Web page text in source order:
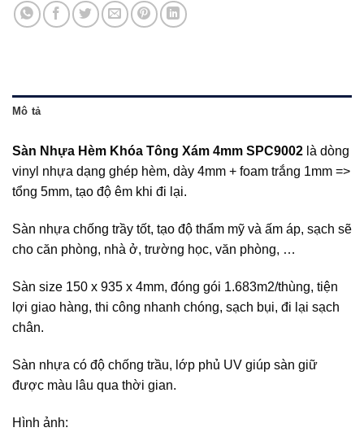
Mô tả
Sàn Nhựa Hèm Khóa Tông Xám 4mm SPC9002 là dòng
vinyl nhựa dạng ghép hèm, dày 4mm + foam trắng 1mm =>
tổng 5mm, tạo độ êm khi đi lại.
Sàn nhựa chống trầy tốt, tạo độ thẩm mỹ và ấm áp, sạch sẽ
cho căn phòng, nhà ở, trường học, văn phòng, …
Sàn size 150 x 935 x 4mm, đóng gói 1.683m2/thùng, tiện
lợi giao hàng, thi công nhanh chóng, sạch bụi, đi lại sạch
chân.
Sàn nhựa có độ chống trầu, lớp phủ UV giúp sàn giữ
được màu lâu qua thời gian.
Hình ảnh: